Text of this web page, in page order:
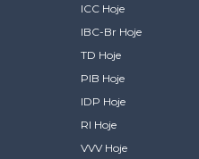
ICC Hoje
IBC-Br Hoje
TD Hoje
PIB Hoje
IDP Hoje
RI Hoje
VVV Hoje